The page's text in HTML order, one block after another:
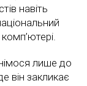
навіть
лише до
він закликає